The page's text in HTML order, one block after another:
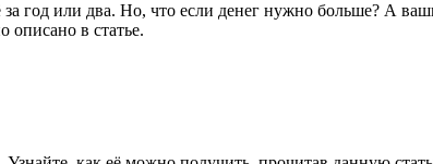
год или два. Но, что если денег нужно больше? А
описано в статье.